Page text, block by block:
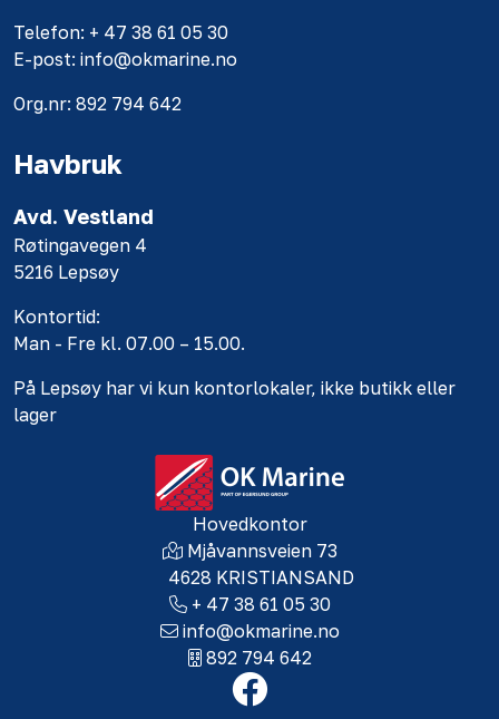
Telefon: + 47 38 61 05 30
E-post: info@okmarine.no
Org.nr: 892 794 642
Havbruk
Avd. Vestland
Røtingavegen 4
5216 Lepsøy
Kontortid:
Man - Fre kl. 07.00 – 15.00.
På Lepsøy har vi kun kontorlokaler, ikke butikk eller
lager
Hovedkontor
Mjåvannsveien 73
4628 KRISTIANSAND
+ 47 38 61 05 30
info@okmarine.no
892 794 642